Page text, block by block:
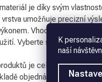
K
naší
je díky svým
umožňuje precizní
Vhodné pro kreativní
Vyberte si kvalitu a
je celá nepodlepená
objednávky. V případě